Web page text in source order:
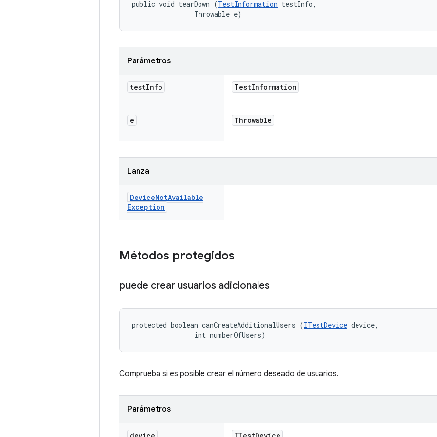
public void tearDown (TestInformation testInfo,
                Throwable e)
Parámetros
testInfo TestInformation
e Throwable
Lanza
DeviceNotAvailable
Exception
Métodos protegidos
puede crear usuarios adicionales
protected boolean canCreateAdditionalUsers (ITestDevice device,
                int numberOfUsers)
Comprueba si es posible crear el número deseado de usuarios.
Parámetros